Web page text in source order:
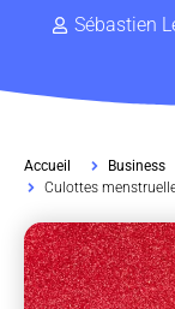
Sébastien
Accueil
Business
Culottes